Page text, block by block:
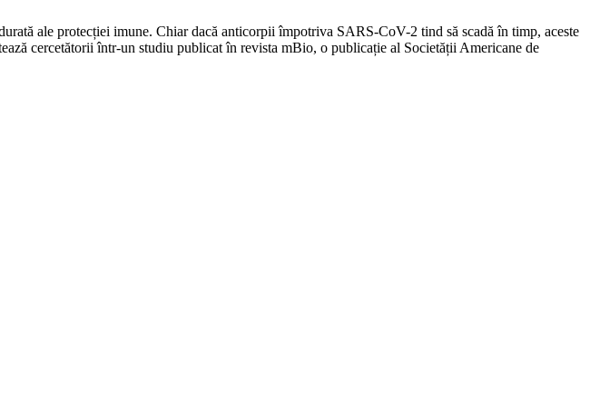
ale protecției imune. Chiar dacă anticorpii împotriva SARS-CoV-2 tind să scadă în timp, aceste
cercetătorii într-un studiu publicat în revista mBio, o publicație al Societății Americane de